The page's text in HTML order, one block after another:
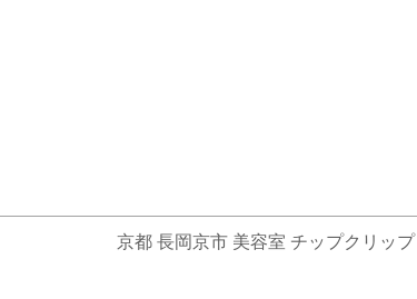
京都 長岡京市 美容室 チップクリップ